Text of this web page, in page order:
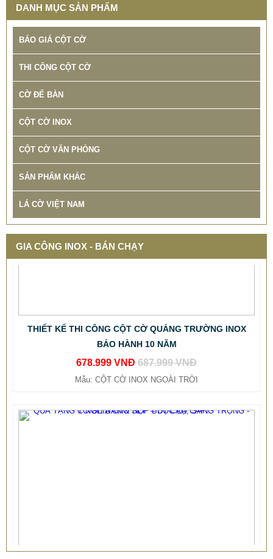
DANH MỤC SẢN PHẨM
BÁO GIÁ CỘT CỜ
THI CÔNG CỘT CỜ
CỜ ĐỂ BÀN
CỘT CỜ INOX
CỘT CỜ VĂN PHÒNG
SẢN PHẨM KHÁC
LÁ CỜ VIỆT NAM
GIA CÔNG INOX - BÁN CHẠY
BẢO HÀNH 10 NĂM
678.999 VNĐ 687.999 VNĐ